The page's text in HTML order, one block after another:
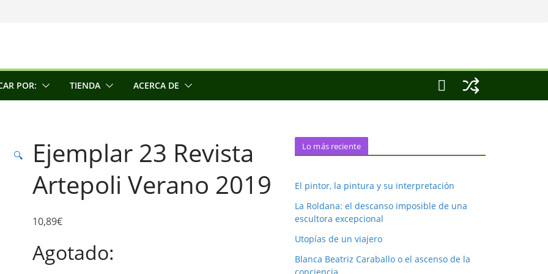
la conciencia
POR: TIENDA ACERCA DE
🔍
Ejemplar 23 Revista
Artepoli Verano 2019
10,89€
Agotado:
Lo más reciente
El pintor, la pintura y su interpretación
La Roldana: el descanso imposible de una
escultora excepcional
Utopías de un viajero
Blanca Beatriz Caraballo o el ascenso de la